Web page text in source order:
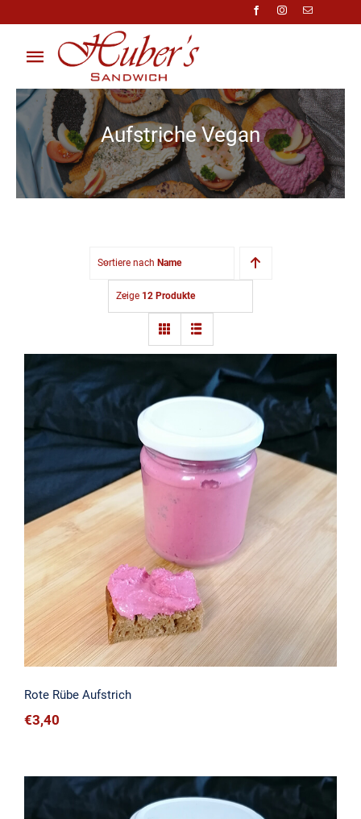
springen
Toggle
Navigation
Über Uns
Anfragen
Preisliste
Aufstriche Vegan
Sortiere nach Name
Zeige 12 Produkte
Rote Rübe Aufstrich
Rote Rübe Aufstrich
€3,40